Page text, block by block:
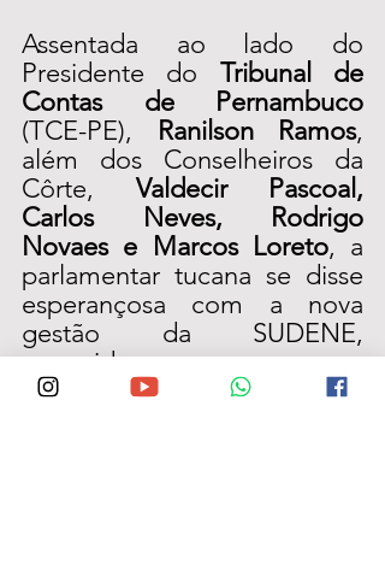
Assentada ao lado do
Presidente do Tribunal de
Contas de Pernambuco
(TCE-PE), Ranilson Ramos,
além dos Conselheiros da
Côrte, Valdecir Pascoal,
Carlos Neves, Rodrigo
Novaes e Marcos Loreto, a
parlamentar tucana se disse
esperançosa com a nova
gestão da SUDENE,
assumida por um
pernambucano.